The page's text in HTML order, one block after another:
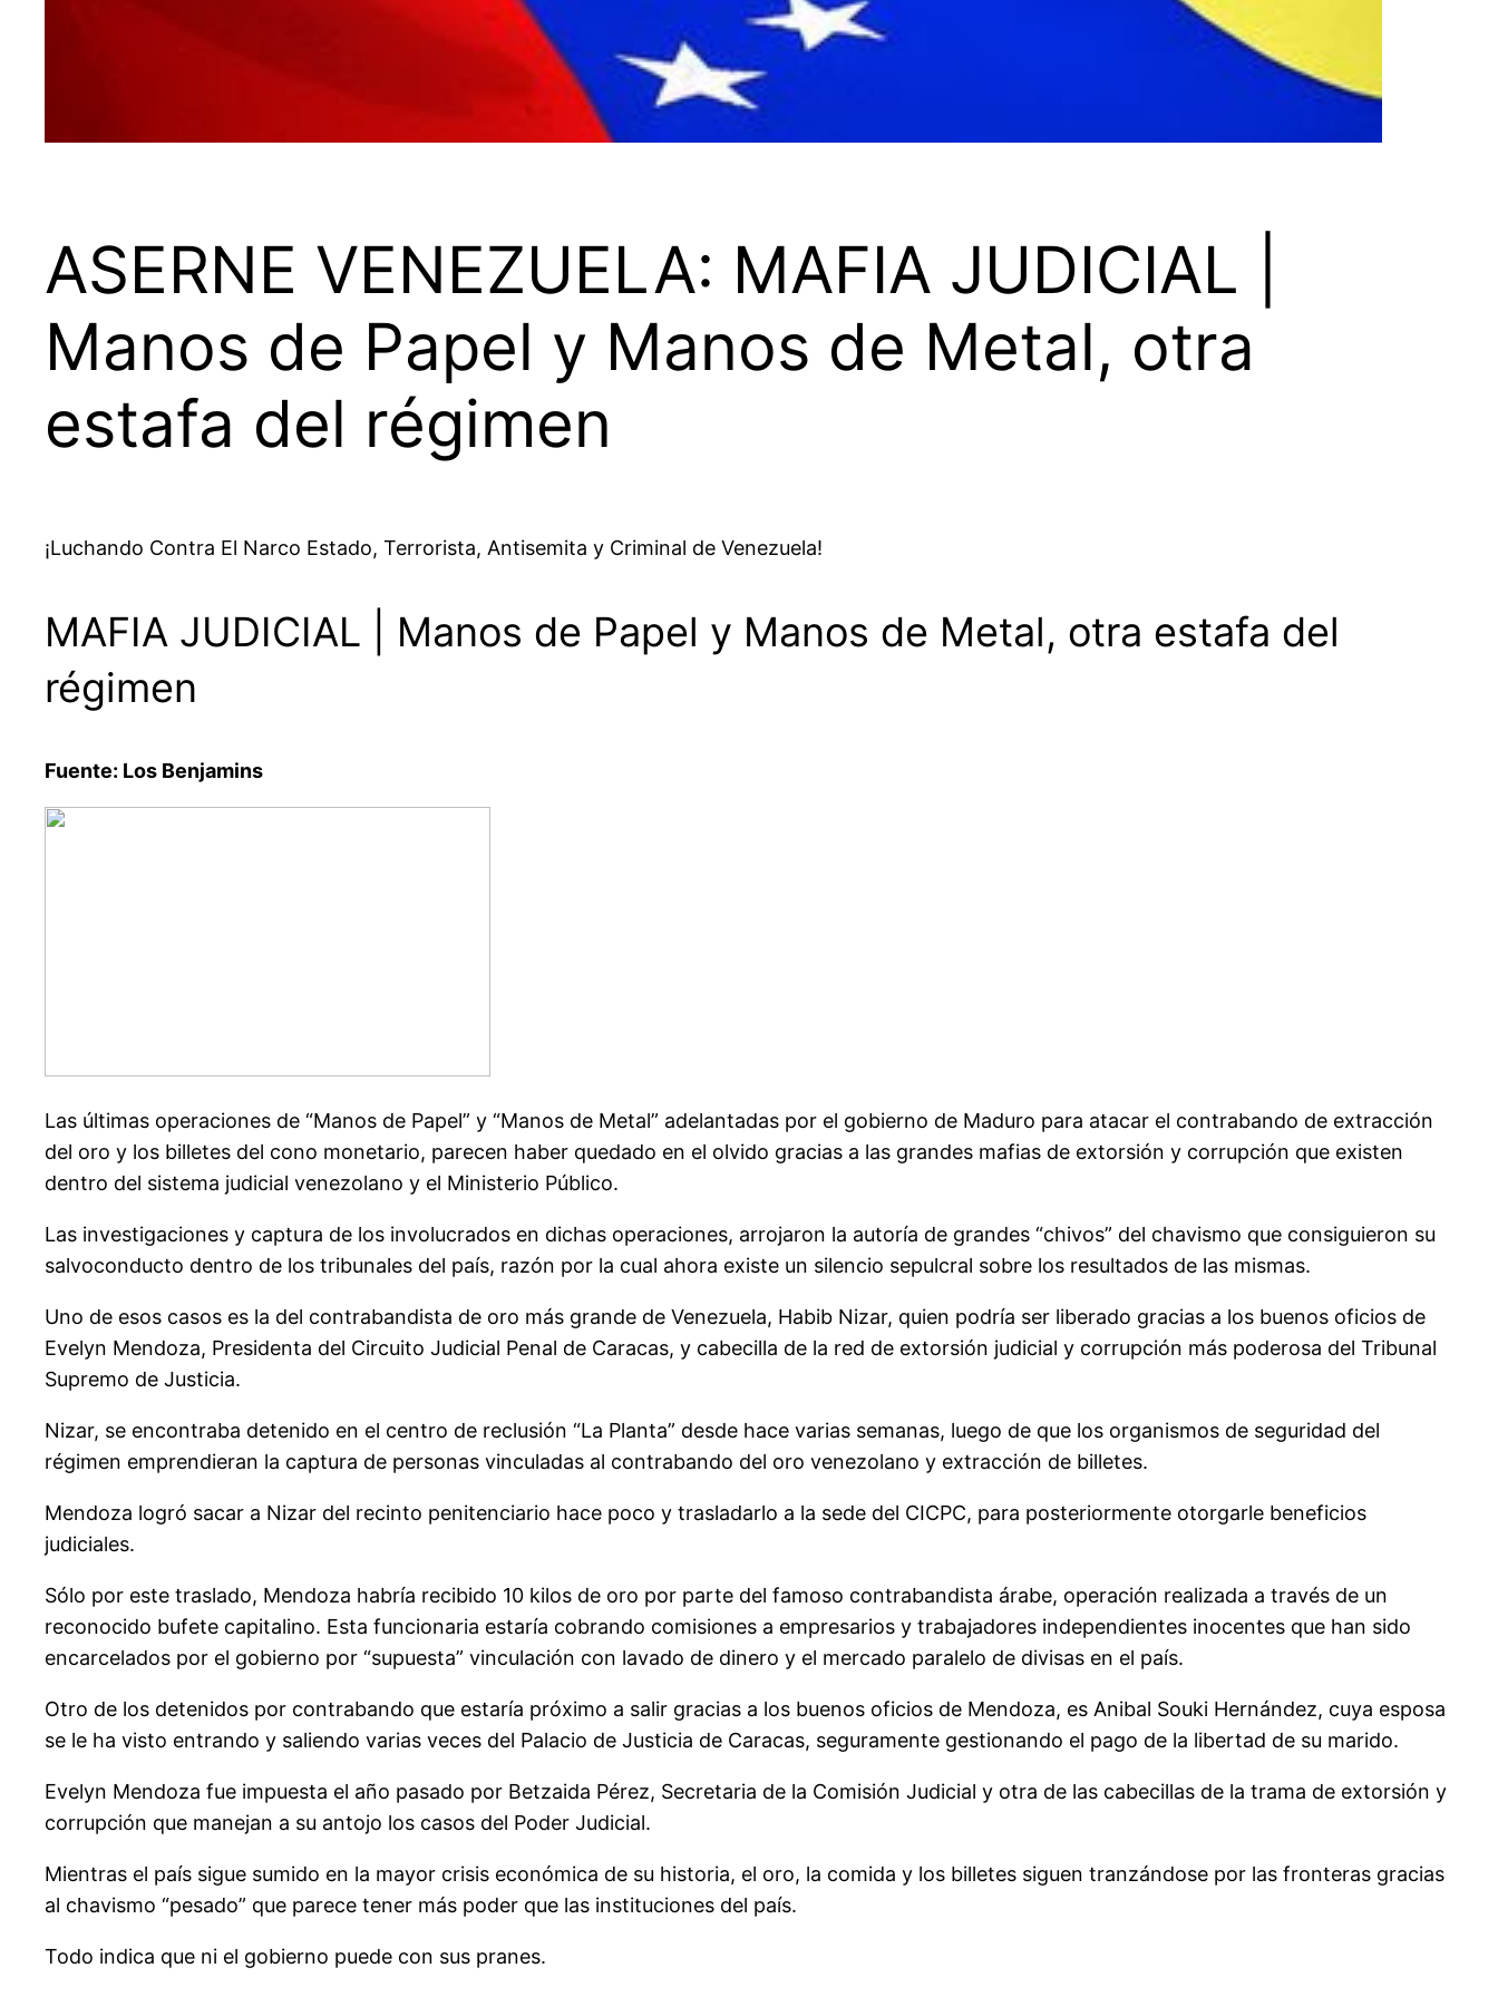
ASERNE VENEZUELA: MAFIA JUDICIAL |
Manos de Papel y Manos de Metal, otra
estafa del régimen
¡Luchando Contra El Narco Estado, Terrorista, Antisemita y Criminal de Venezuela!
MAFIA JUDICIAL | Manos de Papel y Manos de Metal, otra estafa del
régimen
Fuente: Los Benjamins
Las últimas operaciones de “Manos de Papel” y “Manos de Metal” adelantadas por el gobierno de Maduro para atacar el contrabando de extracción
del oro y los billetes del cono monetario, parecen haber quedado en el olvido gracias a las grandes mafias de extorsión y corrupción que existen
dentro del sistema judicial venezolano y el Ministerio Público.
Las investigaciones y captura de los involucrados en dichas operaciones, arrojaron la autoría de grandes “chivos” del chavismo que consiguieron su
salvoconducto dentro de los tribunales del país, razón por la cual ahora existe un silencio sepulcral sobre los resultados de las mismas.
Uno de esos casos es la del contrabandista de oro más grande de Venezuela, Habib Nizar, quien podría ser liberado gracias a los buenos oficios de
Evelyn Mendoza, Presidenta del Circuito Judicial Penal de Caracas, y cabecilla de la red de extorsión judicial y corrupción más poderosa del Tribunal
Supremo de Justicia.
Nizar, se encontraba detenido en el centro de reclusión “La Planta” desde hace varias semanas, luego de que los organismos de seguridad del
régimen emprendieran la captura de personas vinculadas al contrabando del oro venezolano y extracción de billetes.
Mendoza logró sacar a Nizar del recinto penitenciario hace poco y trasladarlo a la sede del CICPC, para posteriormente otorgarle beneficios
judiciales.
Sólo por este traslado, Mendoza habría recibido 10 kilos de oro por parte del famoso contrabandista árabe, operación realizada a través de un
reconocido bufete capitalino. Esta funcionaria estaría cobrando comisiones a empresarios y trabajadores independientes inocentes que han sido
encarcelados por el gobierno por “supuesta” vinculación con lavado de dinero y el mercado paralelo de divisas en el país.
Otro de los detenidos por contrabando que estaría próximo a salir gracias a los buenos oficios de Mendoza, es Anibal Souki Hernández, cuya esposa
se le ha visto entrando y saliendo varias veces del Palacio de Justicia de Caracas, seguramente gestionando el pago de la libertad de su marido.
Evelyn Mendoza fue impuesta el año pasado por Betzaida Pérez, Secretaria de la Comisión Judicial y otra de las cabecillas de la trama de extorsión y
corrupción que manejan a su antojo los casos del Poder Judicial.
Mientras el país sigue sumido en la mayor crisis económica de su historia, el oro, la comida y los billetes siguen tranzándose por las fronteras gracias
al chavismo “pesado” que parece tener más poder que las instituciones del país.
Todo indica que ni el gobierno puede con sus pranes.